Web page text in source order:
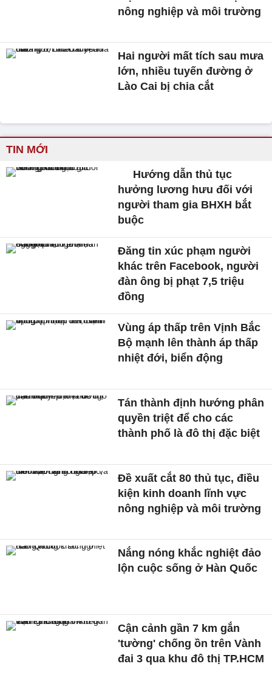
nông nghiệp và môi trường
Hai người mất tích sau mưa
lớn, nhiều tuyến đường ở
Lào Cai bị chia cắt
TIN MỚI
Hướng dẫn thủ tục
hưởng lương hưu đối với
người tham gia BHXH bắt
buộc
Đăng tin xúc phạm người
khác trên Facebook, người
đàn ông bị phạt 7,5 triệu
đồng
Vùng áp thấp trên Vịnh Bắc
Bộ mạnh lên thành áp thấp
nhiệt đới, biển động
Tán thành định hướng phân
quyền triệt để cho các
thành phố là đô thị đặc biệt
Đề xuất cắt 80 thủ tục, điều
kiện kinh doanh lĩnh vực
nông nghiệp và môi trường
Nắng nóng khắc nghiệt đảo
lộn cuộc sống ở Hàn Quốc
Cận cảnh gần 7 km gắn
'tường' chống ồn trên Vành
đai 3 qua khu đô thị TP.HCM